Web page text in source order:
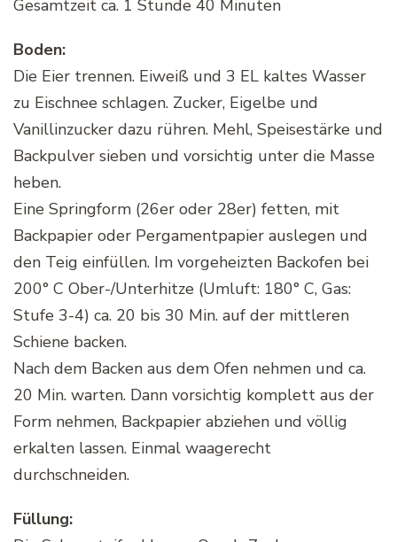
Gesamtzeit ca. 1 Stunde 40 Minuten
Boden:
Die Eier trennen. Eiweiß und 3 EL kaltes Wasser
zu Eischnee schlagen. Zucker, Eigelbe und
Vanillinzucker dazu rühren. Mehl, Speisestärke und
Backpulver sieben und vorsichtig unter die Masse
heben.
Eine Springform (26er oder 28er) fetten, mit
Backpapier oder Pergamentpapier auslegen und
den Teig einfüllen. Im vorgeheizten Backofen bei
200° C Ober-/Unterhitze (Umluft: 180° C, Gas:
Stufe 3-4) ca. 20 bis 30 Min. auf der mittleren
Schiene backen.
Nach dem Backen aus dem Ofen nehmen und ca.
20 Min. warten. Dann vorsichtig komplett aus der
Form nehmen, Backpapier abziehen und völlig
erkalten lassen. Einmal waagerecht
durchschneiden.
Füllung: